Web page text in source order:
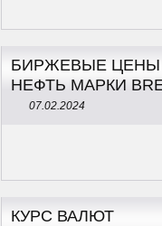
БИРЖЕВЫЕ ЦЕНЫ
НЕФТЬ МАРКИ
07.02.2024
КУРС ВАЛЮТ